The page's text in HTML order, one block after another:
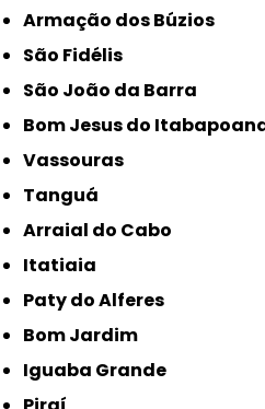
Armação dos Búzios
São Fidélis
São João da Barra
Bom Jesus do
Vassouras
Tanguá
Arraial do Cabo
Itatiaia
Paty do Alferes
Bom Jardim
Iguaba Grande